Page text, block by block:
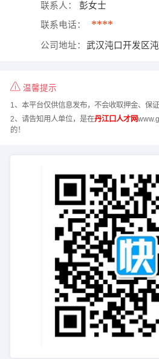
联系人： 彭女士
联系电话： ****
公司地址： 武汉沌口开发区
温馨提示
1、本平台仅供信息发布，不会收取押金、保
2、请告知用人单位，是在丹江口人才网
的！